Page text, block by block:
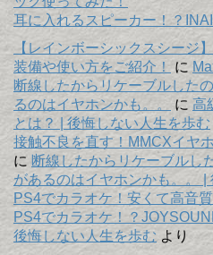
耳に入れるスピーカー！？
【レインボーシックスシージ
装備や使い方をご紹介！ に
断線したからリケーブルした
るのはイヤホンかも。。
に 高
とは？ | 後悔しない人生を歩む
接触不良を直す！MMCXイヤ
に 断線したからリケーブル
があるのはイヤホンかも。。 |
PS4でカラオケ！安くて高音
PS4でカラオケ！？
後悔しない人生を歩む より